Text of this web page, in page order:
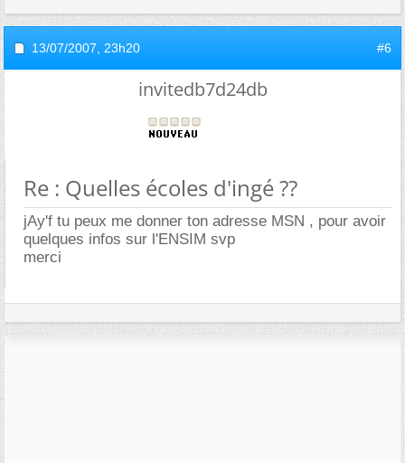
13/07/2007, 23h20 #6
invitedb7d24db
Re : Quelles écoles d'ingé ??
jAy'f tu peux me donner ton adresse MSN , pour avoir
quelques infos sur l'ENSIM svp
merci